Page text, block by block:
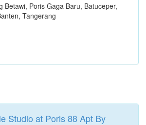
Betawi, Poris Gaga Baru, Batuceper,
Tangerang
Studio at Poris 88 Apt By